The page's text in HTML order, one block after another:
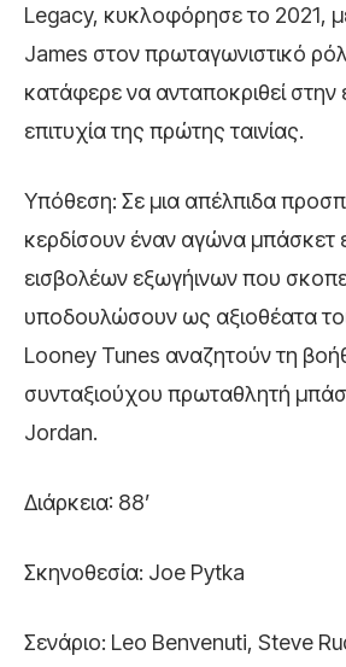
Legacy, κυκλοφόρησε το 2021,
James στον πρωταγωνιστικό
κατάφερε να ανταποκριθεί στην
επιτυχία της πρώτης ταινίας.
Υπόθεση: Σε μια απέλπιδα
κερδίσουν έναν αγώνα μπάσκετ
εισβολέων εξωγήινων που
υποδουλώσουν ως αξιοθέατα
Looney Tunes αναζητούν τη
συνταξιούχου πρωταθλητή
Jordan.
Διάρκεια: 88’
Σκηνοθεσία: Joe Pytka
Σενάριο: Leo Benvenuti, Steve